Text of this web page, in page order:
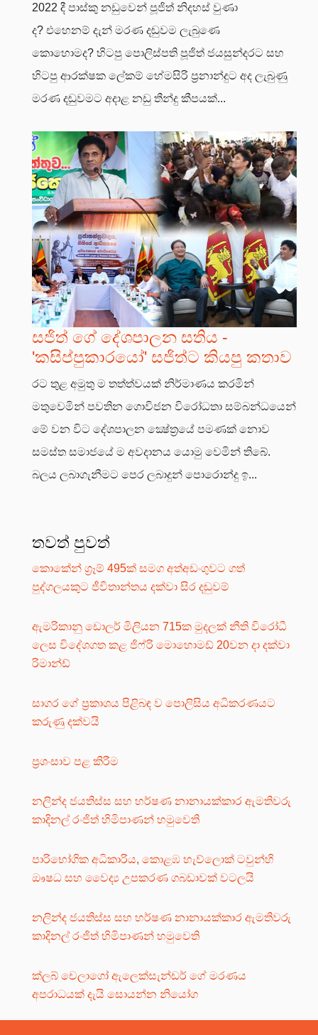
2022 දී පාස්කු නඩුවෙන් පූජිත් නිදහස් වුණා
ද? එහෙනම් දැන් මරණ දඬුවම ලැබුණෙ
කොහොමද? හිටපු පොලිස්පති පූජිත් ජයසුන්දරට සහ
හිටපු ආරක්ෂක ලේකම් හේමසිරි ප්‍රනාන්දුට අද ලැබුණු
මරණ දඬුවමට අදාළ නඩු තීන්දු කීපයක්...
සජිත් ගේ දේශපාලන සතිය -
'කසිප්පුකාරයෝ' සජිත්ට කියපු කතාව
රට තුළ අමුතු ම තත්ත්වයක් නිර්මාණය කරමින්
මතුවෙමින් පවතින ගොවිජන විරෝධතා සම්බන්ධයෙන්
මේ වන විට දේශපාලන ක්‍ෂේත්‍රයේ පමණක් නොව
සමස්ත සමාජයේ ම අවදානය යොමු වෙමින් තිබේ.
බලය ලබාගැනීමට පෙර ලබාදුන් පොරොන්දු ඉ...
තවත් පුවත්
කොකේන් ග්‍රෑම් 495ක් සමග අත්අඩංගුවට ගත්
පුද්ගලයකුට ජීවිතාන්තය දක්වා සිර දඬුවම්
ඇමරිකානු ඩොලර් මිලියන 715ක මුදලක් නීති විරෝධී
ලෙස විදේශගත කළ ජිෆ්රි මොහොමඩ් 20වන දා දක්වා
රිමාන්ඩ්
සාගර ගේ ප්‍රකාශය පිළිබඳ ව පොලිසිය අධිකරණයට
කරුණු දක්වයි
ප්‍රශංසාව පළ කිරීම
නලින්ද ජයතිස්ස සහ හර්ෂණ නානායක්කාර ඇමතිවරු
කාදිනල් රංජිත් හිමිපාණන් හමුවෙති
පාරිභෝගික අධිකාරිය, කොළඹ හැව්ලොක් ටවුන්හි
ඖෂධ සහ වෛද්‍ය උපකරණ ගබඩාවක් වටලයි
නලින්ද ජයතිස්ස සහ හර්ෂණ නානායක්කාර ඇමතිවරු
කාදිනල් රංජිත් හිමිපාණන් හමුවෙති
ක්ලබ් චෙලාගෝ ඇලෙක්සැන්ඩර් ගේ මරණය
අපරාධයක් දැයි සොයන්න නියෝග